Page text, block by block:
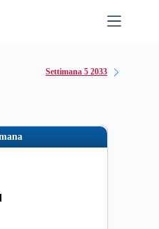
Settimana 5 2033